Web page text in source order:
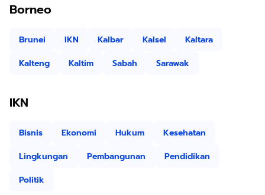
Borneo
Brunei IKN Kalbar Kalsel
Kaltara
Kalteng
Kaltim Sabah Sarawak
IKN
Bisnis Ekonomi Hukum
Kesehatan
Lingkungan
Pembangunan
Pendidikan
Politik